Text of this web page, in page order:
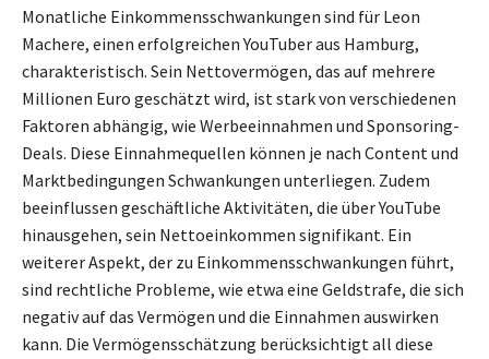
Monatliche Einkommensschwankungen sind für Leon
Machere, einen erfolgreichen YouTuber aus Hamburg,
charakteristisch. Sein Nettovermögen, das auf mehrere
Millionen Euro geschätzt wird, ist stark von verschiedenen
Faktoren abhängig, wie Werbeeinnahmen und Sponsoring-
Deals. Diese Einnahmequellen können je nach Content und
Marktbedingungen Schwankungen unterliegen. Zudem
beeinflussen geschäftliche Aktivitäten, die über YouTube
hinausgehen, sein Nettoeinkommen signifikant. Ein
weiterer Aspekt, der zu Einkommensschwankungen führt,
sind rechtliche Probleme, wie etwa eine Geldstrafe, die sich
negativ auf das Vermögen und die Einnahmen auswirken
kann. Die Vermögensschätzung berücksichtigt all diese